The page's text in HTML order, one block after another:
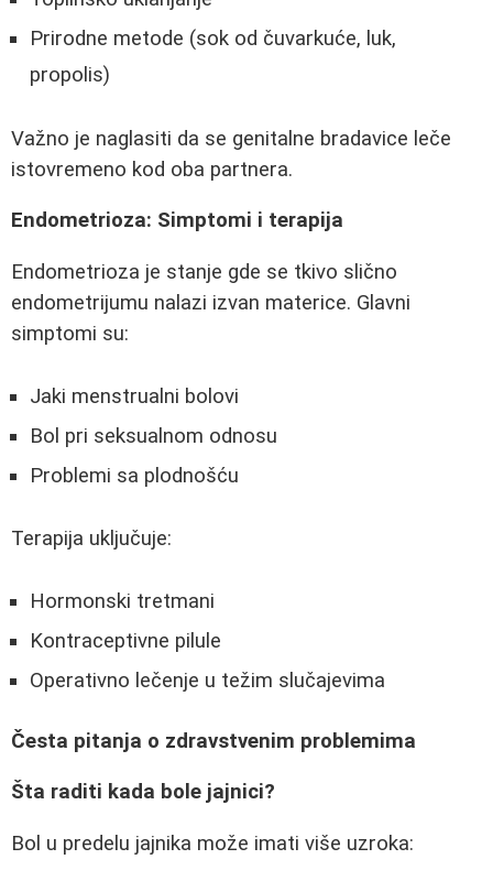
Prirodne metode (sok od čuvarkuće, luk,
propolis)
Važno je naglasiti da se genitalne bradavice leče
istovremeno kod oba partnera.
Endometrioza: Simptomi i terapija
Endometrioza je stanje gde se tkivo slično
endometrijumu nalazi izvan materice. Glavni
simptomi su:
Jaki menstrualni bolovi
Bol pri seksualnom odnosu
Problemi sa plodnošću
Terapija uključuje:
Hormonski tretmani
Kontraceptivne pilule
Operativno lečenje u težim slučajevima
Česta pitanja o zdravstvenim problemima
Šta raditi kada bole jajnici?
Bol u predelu jajnika može imati više uzroka: